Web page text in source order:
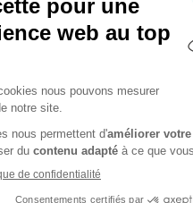
et placez